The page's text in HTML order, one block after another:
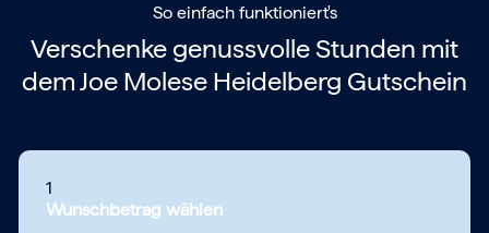
So einfach funktioniert's
Verschenke genussvolle Stunden mit
demJoe Molese Heidelberg Gutschein
1
Wunschbetrag wählen